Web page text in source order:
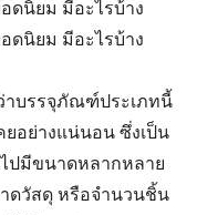
ดนิยม มีอะไรบ้าง
าบรรจุภัณฑ์ประเภทนี้
ยอย่างแน่นอน ซึ่งเป็น
ปมีขนาดหลากหลาย
ดวัสดุ หรือจำนวนชิ้น